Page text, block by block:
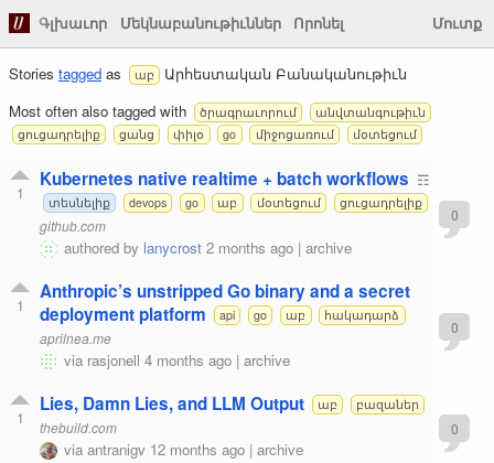
Գլխաւոր Մեկնաբանութիւններ Որոնել Մուտք
Stories tagged as աբ
Արհեստական Բանականութիւն
Most often also tagged with
ծրագրաւորում
անվտանգութիւն
ցուցադրելիք
ցանց փիլօ go միջոցառում մօտեցում
1
Kubernetes native realtime + batch workflows ☶
տեսնելիք devops go աբ մօտեցում ցուցադրելիք
github.com
authored by lanycrost 2 months ago | archive
0
1
Anthropic’s unstripped Go binary and a secret
deployment platform
api go աբ հակադարձ
aprilnea.me
via rasjonell 4 months ago | archive
0
1
Lies, Damn Lies, and LLM Output աբ բազաներ
thebuild.com
via antranigv 12 months ago | archive
0